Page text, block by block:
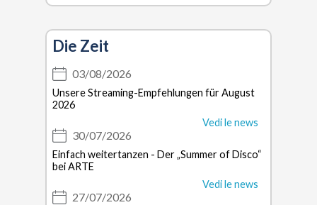
Die Zeit
03/08/2026
Unsere Streaming-Empfehlungen für August
2026
Vedi le news
30/07/2026
Einfach weitertanzen - Der „Summer of Disco“
bei ARTE
Vedi le news
27/07/2026